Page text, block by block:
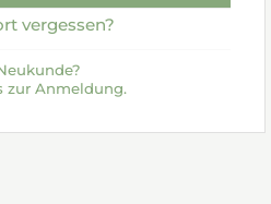
vergessen?
zur Anmeldung.